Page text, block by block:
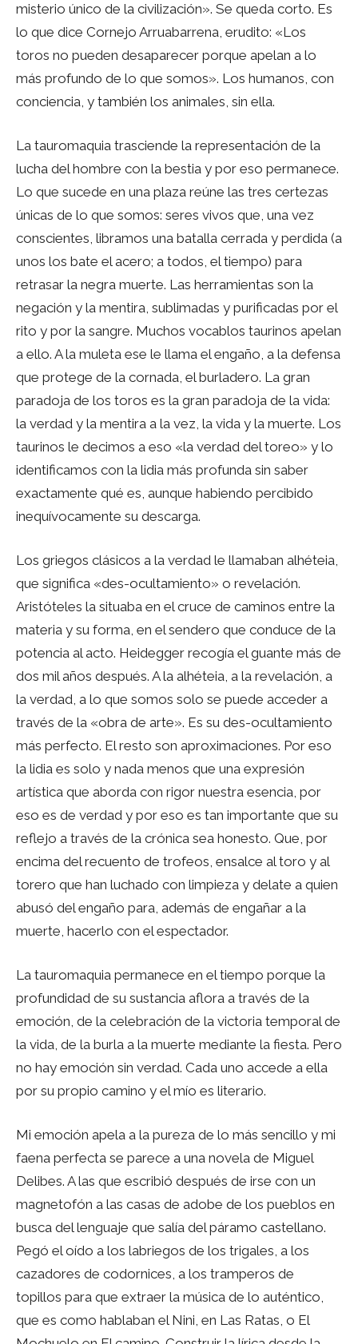
misterio único de la civilización». Se queda corto. Es
lo que dice Cornejo Arruabarrena, erudito: «Los
toros no pueden desaparecer porque apelan a lo
más profundo de lo que somos». Los humanos, con
conciencia, y también los animales, sin ella.
La tauromaquia trasciende la representación de la
lucha del hombre con la bestia y por eso permanece.
Lo que sucede en una plaza reúne las tres certezas
únicas de lo que somos: seres vivos que, una vez
conscientes, libramos una batalla cerrada y perdida (a
unos los bate el acero; a todos, el tiempo) para
retrasar la negra muerte. Las herramientas son la
negación y la mentira, sublimadas y purificadas por el
rito y por la sangre. Muchos vocablos taurinos apelan
a ello. A la muleta ese le llama el engaño, a la defensa
que protege de la cornada, el burladero. La gran
paradoja de los toros es la gran paradoja de la vida:
la verdad y la mentira a la vez, la vida y la muerte. Los
taurinos le decimos a eso «la verdad del toreo» y lo
identificamos con la lidia más profunda sin saber
exactamente qué es, aunque habiendo percibido
inequívocamente su descarga.
Los griegos clásicos a la verdad le llamaban alhéteia,
que significa «des-ocultamiento» o revelación.
Aristóteles la situaba en el cruce de caminos entre la
materia y su forma, en el sendero que conduce de la
potencia al acto. Heidegger recogía el guante más de
dos mil años después. A la alhéteia, a la revelación, a
la verdad, a lo que somos solo se puede acceder a
través de la «obra de arte». Es su des-ocultamiento
más perfecto. El resto son aproximaciones. Por eso
la lidia es solo y nada menos que una expresión
artística que aborda con rigor nuestra esencia, por
eso es de verdad y por eso es tan importante que su
reflejo a través de la crónica sea honesto. Que, por
encima del recuento de trofeos, ensalce al toro y al
torero que han luchado con limpieza y delate a quien
abusó del engaño para, además de engañar a la
muerte, hacerlo con el espectador.
La tauromaquia permanece en el tiempo porque la
profundidad de su sustancia aflora a través de la
emoción, de la celebración de la victoria temporal de
la vida, de la burla a la muerte mediante la fiesta. Pero
no hay emoción sin verdad. Cada uno accede a ella
por su propio camino y el mío es literario.
Mi emoción apela a la pureza de lo más sencillo y mi
faena perfecta se parece a una novela de Miguel
Delibes. A las que escribió después de irse con un
magnetofón a las casas de adobe de los pueblos en
busca del lenguaje que salía del páramo castellano.
Pegó el oído a los labriegos de los trigales, a los
cazadores de codornices, a los tramperos de
topillos para que extraer la música de lo auténtico,
que es como hablaban el Nini, en Las Ratas, o El